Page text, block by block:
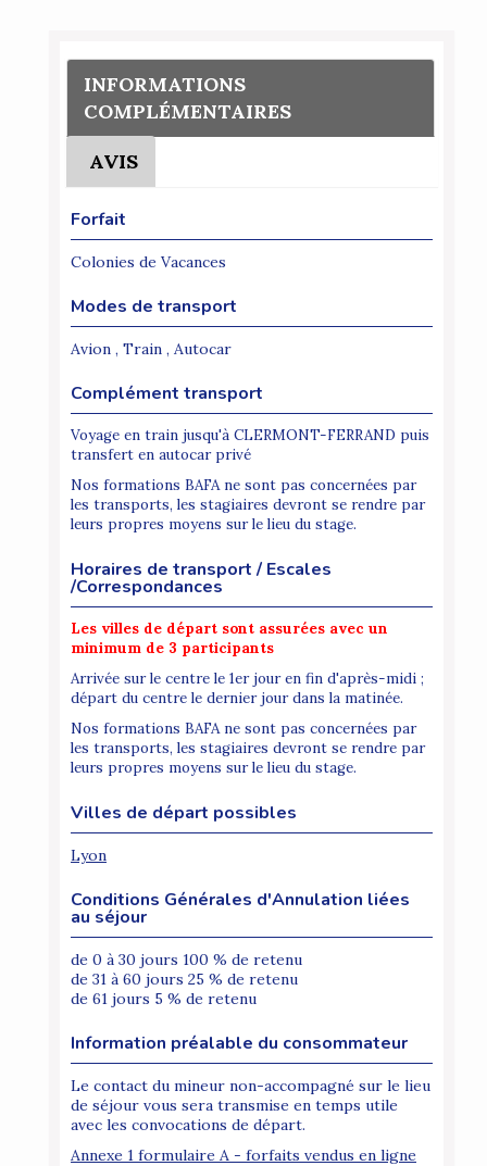
INFORMATIONS
COMPLÉMENTAIRES
AVIS
Forfait
Colonies de Vacances
Modes de transport
Avion , Train , Autocar
Complément transport
Voyage en train jusqu'à CLERMONT-FERRAND puis
transfert en autocar privé
Nos formations BAFA ne sont pas concernées par
les transports, les stagiaires devront se rendre par
leurs propres moyens sur le lieu du stage.
Horaires de transport / Escales
/Correspondances
Les villes de départ sont assurées avec un
minimum de 3 participants
Arrivée sur le centre le 1er jour en fin d'après-midi ;
départ du centre le dernier jour dans la matinée.
Nos formations BAFA ne sont pas concernées par
les transports, les stagiaires devront se rendre par
leurs propres moyens sur le lieu du stage.
Villes de départ possibles
Lyon
Conditions Générales d'Annulation liées
au séjour
de 0 à 30 jours 100 % de retenu
de 31 à 60 jours 25 % de retenu
de 61 jours 5 % de retenu
Information préalable du consommateur
Le contact du mineur non-accompagné sur le lieu
de séjour vous sera transmise en temps utile
avec les convocations de départ.
Annexe 1 formulaire A - forfaits vendus en ligne